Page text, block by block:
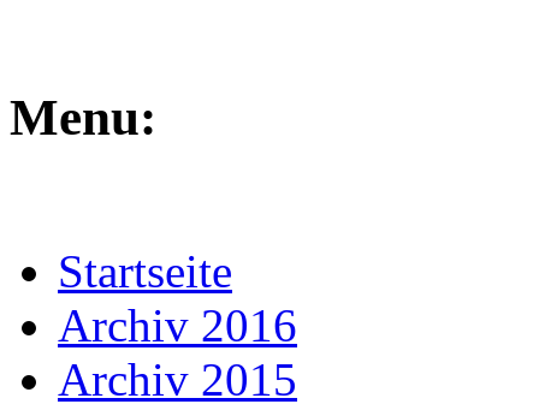
Menu:
Startseite
Archiv 2016
Archiv 2015